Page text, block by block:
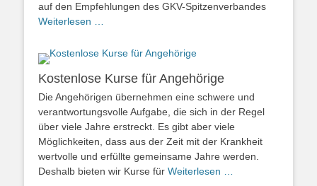
auf den Empfehlungen des GKV-Spitzenverbandes
Weiterlesen …
Kostenlose Kurse für Angehörige
Die Angehörigen übernehmen eine schwere und
verantwortungsvolle Aufgabe, die sich in der Regel
über viele Jahre erstreckt. Es gibt aber viele
Möglichkeiten, dass aus der Zeit mit der Krankheit
wertvolle und erfüllte gemeinsame Jahre werden.
Deshalb bieten wir Kurse für Weiterlesen …